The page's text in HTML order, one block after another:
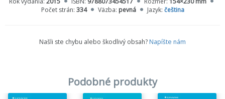
Počet strán: 334 Väzba: pevná Jazyk: čeština
Našli ste chybu alebo škodlivý obsah? Napíšte nám
Podobné produkty